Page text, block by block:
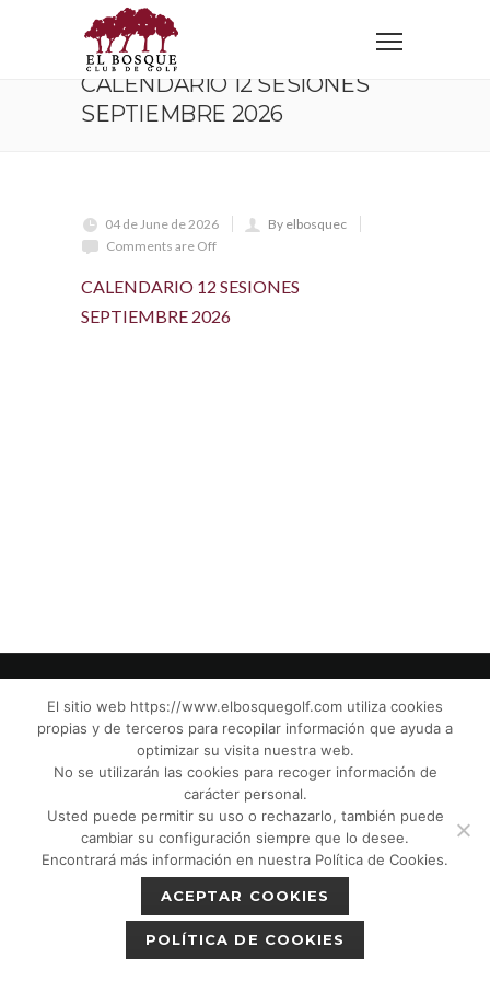
Home
CALENDARIO 12 SESIONES SEPTIEMBRE 2026
CALENDARIO 12 SESIONES
SEPTIEMBRE 2026
04 de June de 2026
By elbosquec
Comments are Off
CALENDARIO 12 SESIONES
SEPTIEMBRE 2026
© El Bosque Club de Golf |Aviso Legal|
Política de Privacidad| Política de Cookies
Política de devoluciones|
Protección de Menores CPM”|
El sitio web https://www.elbosquegolf.com utiliza cookies
propias y de terceros para recopilar información que ayuda a
optimizar su visita nuestra web.
No se utilizarán las cookies para recoger información de
carácter personal.
Usted puede permitir su uso o rechazarlo, también puede
cambiar su configuración siempre que lo desee.
Encontrará más información en nuestra Política de Cookies.
ACEPTAR COOKIES
POLÍTICA DE COOKIES